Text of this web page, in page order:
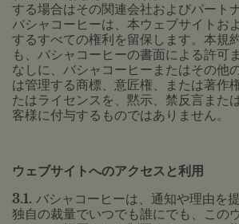
する場合はその関連会社およびパート
バシャコーヒーは、本ウェブサイトお
するすべての権利を留保します。本規
も、バシャコーヒーの書面による許可
なしに、バシャコーヒーまたはその他
は管理する商標、意匠権、または著作
たはライセンスを、黙示、禁反言また
客様に付与するものではありません。
ウェブサイトへのアクセスと利用
3.1. バシャコーヒーは、通知や理由を
独自の裁量でいつでも誰にでも、この